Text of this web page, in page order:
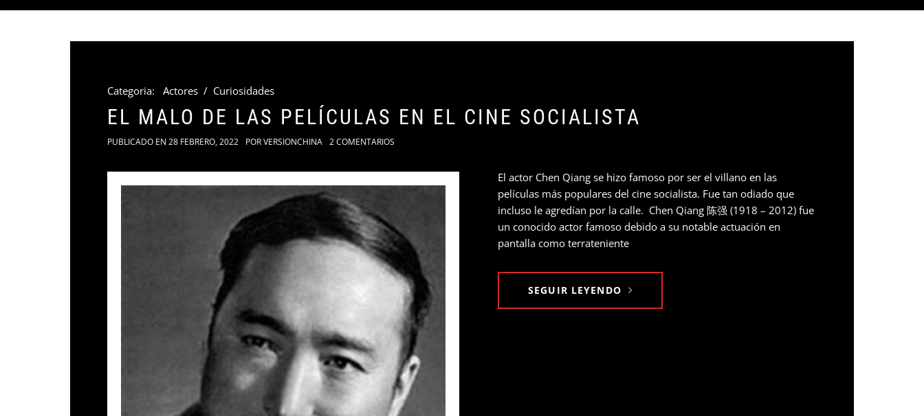
Categoria: Actores / Curiosidades
EL MALO DE LAS PELÍCULAS EN EL CINE SOCIALISTA
PUBLICADO EN 28 FEBRERO, 2022 PORVERSIONCHINA 2 COMENTARIOS
El actor Chen Qiang se hizo famoso por ser el villano en las
películas más populares del cine socialista. Fue tan odiado que
incluso le agredían por la calle. Chen Qiang 陈强 (1918 – 2012) fue
un conocido actor famoso debido a su notable actuación en
pantalla como terrateniente
SEGUIR LEYENDO